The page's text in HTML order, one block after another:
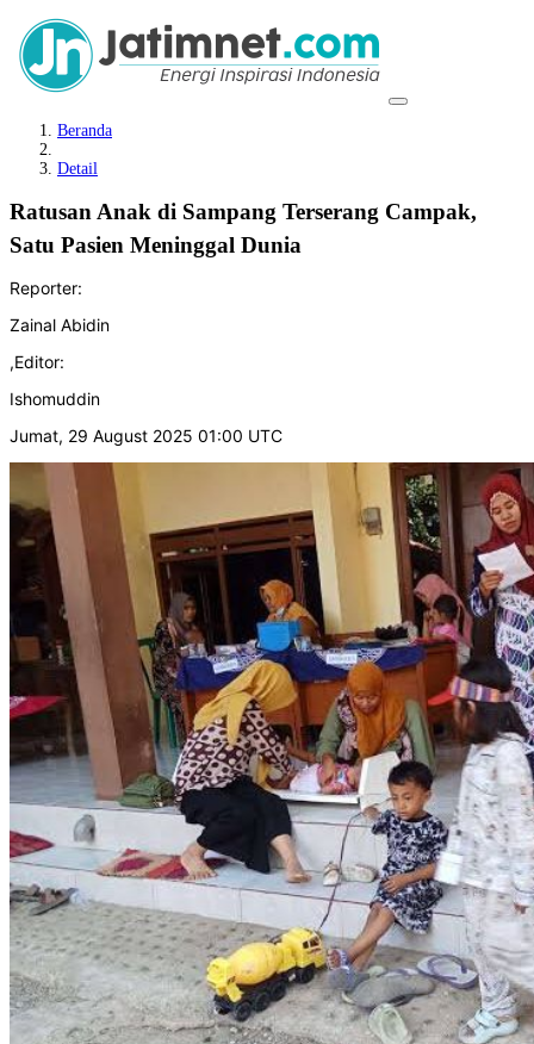
Beranda
Detail
Ratusan Anak di Sampang Terserang Campak,
Satu Pasien Meninggal Dunia
Reporter:
Zainal Abidin
,Editor:
Ishomuddin
Jumat, 29 August 2025 01:00 UTC